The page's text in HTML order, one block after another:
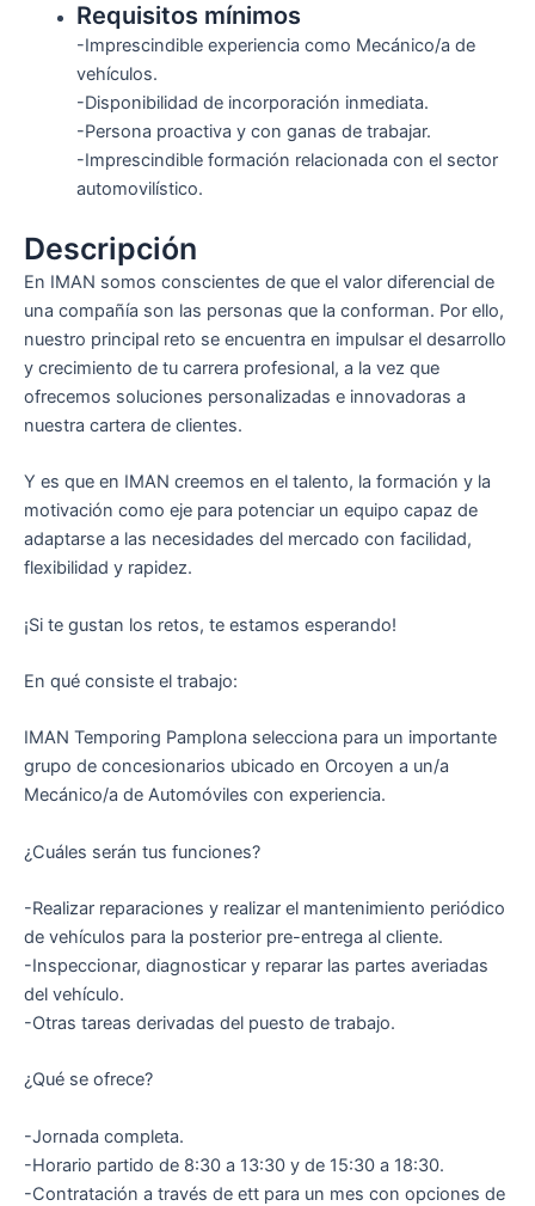
Requisitos mínimos
-Imprescindible experiencia como Mecánico/a de
vehículos.
-Disponibilidad de incorporación inmediata.
-Persona proactiva y con ganas de trabajar.
-Imprescindible formación relacionada con el sector
automovilístico.
Descripción
En IMAN somos conscientes de que el valor diferencial de
una compañía son las personas que la conforman. Por ello,
nuestro principal reto se encuentra en impulsar el desarrollo
y crecimiento de tu carrera profesional, a la vez que
ofrecemos soluciones personalizadas e innovadoras a
nuestra cartera de clientes.
Y es que en IMAN creemos en el talento, la formación y la
motivación como eje para potenciar un equipo capaz de
adaptarse a las necesidades del mercado con facilidad,
flexibilidad y rapidez.
¡Si te gustan los retos, te estamos esperando!
En qué consiste el trabajo:
IMAN Temporing Pamplona selecciona para un importante
grupo de concesionarios ubicado en Orcoyen a un/a
Mecánico/a de Automóviles con experiencia.
¿Cuáles serán tus funciones?
-Realizar reparaciones y realizar el mantenimiento periódico
de vehículos para la posterior pre-entrega al cliente.
-Inspeccionar, diagnosticar y reparar las partes averiadas
del vehículo.
-Otras tareas derivadas del puesto de trabajo.
¿Qué se ofrece?
-Jornada completa.
-Horario partido de 8:30 a 13:30 y de 15:30 a 18:30.
-Contratación a través de ett para un mes con opciones de